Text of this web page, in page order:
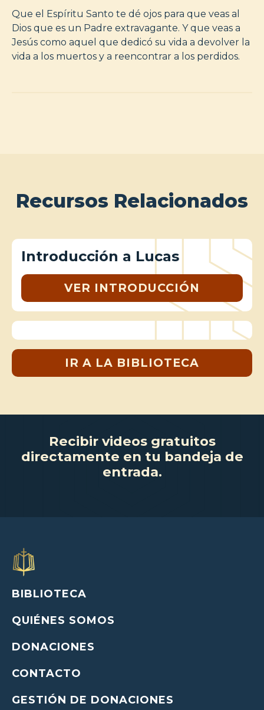
Que el Espíritu Santo te dé ojos para que veas al
Dios que es un Padre extravagante. Y que veas a
Jesús como aquel que dedicó su vida a devolver la
vida a los muertos y a reencontrar a los perdidos.
Recursos Relacionados
Introducción a Lucas
VER INTRODUCCIÓN
IR A LA BIBLIOTECA
Recibir videos gratuitos
directamente en tu bandeja de
entrada.
BIBLIOTECA
QUIÉNES SOMOS
DONACIONES
CONTACTO
GESTIÓN DE DONACIONES